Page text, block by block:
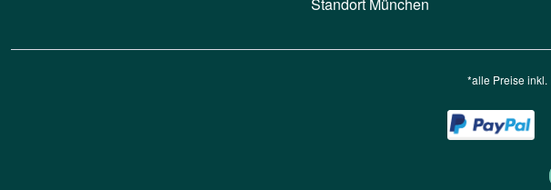
*alle Preise inkl.